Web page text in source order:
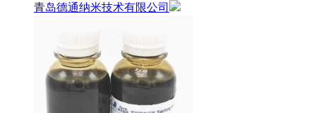
青岛德通纳米技术有限公司